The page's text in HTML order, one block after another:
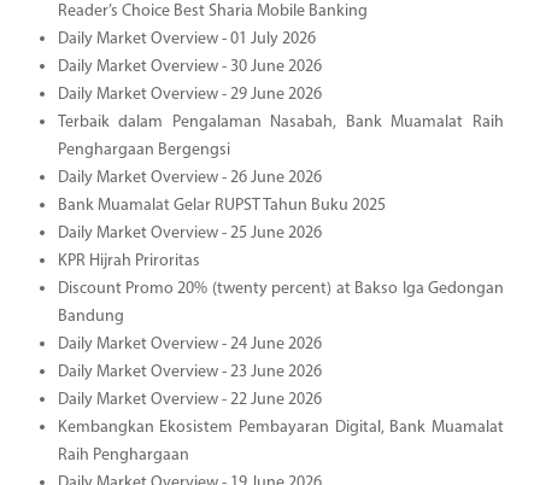
Reader’s Choice Best Sharia Mobile Banking
Daily Market Overview - 01 July 2026
Daily Market Overview - 30 June 2026
Daily Market Overview - 29 June 2026
Terbaik dalam Pengalaman Nasabah, Bank Muamalat Raih
Penghargaan Bergengsi
Daily Market Overview - 26 June 2026
Bank Muamalat Gelar RUPST Tahun Buku 2025
Daily Market Overview - 25 June 2026
KPR Hijrah Priroritas
Discount Promo 20% (twenty percent) at Bakso Iga Gedongan
Bandung
Daily Market Overview - 24 June 2026
Daily Market Overview - 23 June 2026
Daily Market Overview - 22 June 2026
Kembangkan Ekosistem Pembayaran Digital, Bank Muamalat
Raih Penghargaan